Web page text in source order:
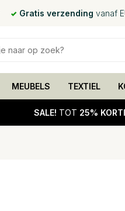
Gratis verzending vanaf
MEUBELS TEXTIEL
SALE! TOT 25%